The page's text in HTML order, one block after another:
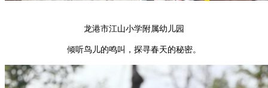
龙港市江山小学附属幼儿园
倾听鸟儿的鸣叫，探寻春天的秘密。